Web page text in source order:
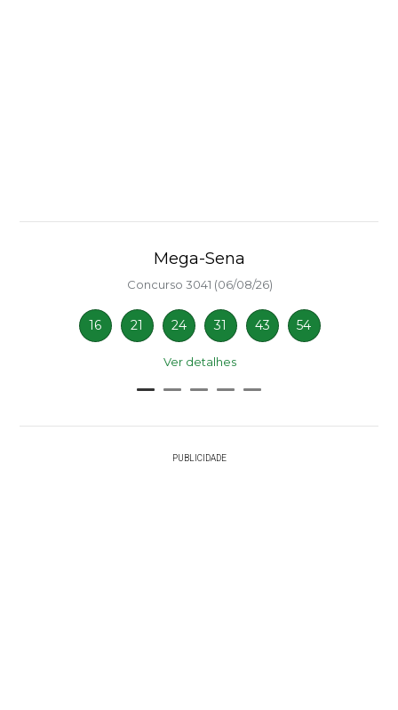
Mega-Sena
Concurso 3041 (06/08/26)
16 21 24 31 43 54
Ver detalhes
PUBLICIDADE